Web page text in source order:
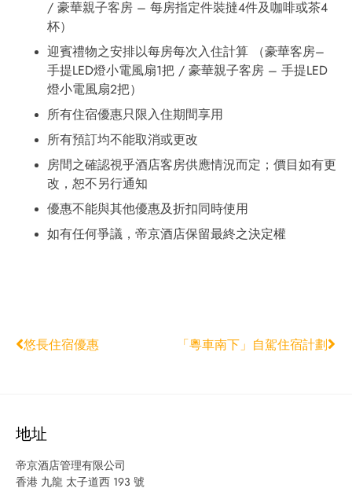
/ 豪華親子客房 – 每房指定件裝撻4件及咖啡或茶4
杯）
迎賓禮物之安排以每房每次入住計算 （豪華客房–
手提LED燈小電風扇1把 / 豪華親子客房 – 手提LED
燈小電風扇2把）
所有住宿優惠只限入住期間享用
所有預訂均不能取消或更改
房間之確認視乎酒店客房供應情況而定；價目如有更
改，恕不另行通知
優惠不能與其他優惠及折扣同時使用
如有任何爭議，帝京酒店保留最終之決定權
悠長住宿優惠 「粵車南下」自駕住宿計劃
地址
帝京酒店管理有限公司
香港 九龍 太子道西 193 號